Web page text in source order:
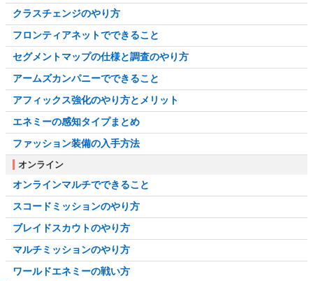
クラスチェンジのやり方
フロンティアネットでできること
セグメントマップの仕様と調査のやり方
アームズカンパニーでできること
アフィックス強化のやり方とメリット
エネミーの感知タイプまとめ
ファッション装備の入手方法
オンライン
オンラインマルチでできること
スコードミッションのやり方
ブレイドスカウトのやり方
マルチミッションのやり方
ワールドエネミーの戦い方